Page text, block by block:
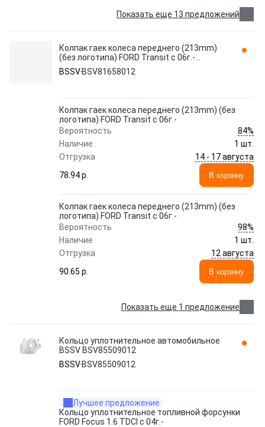
Показать еще 13 предложений
Колпак гаек колеса переднего (213mm)
(без логотипа) FORD Transit с 06г.-
BSV81658012 BSSV
BSSV BSV81658012
Колпак гаек колеса переднего (213mm) (без
логотипа) FORD Transit с 06г.-
Вероятность
84%
Наличие
1 шт.
Отгрузка
14 - 17 августа
78.94 p.
В корзину
Колпак гаек колеса переднего (213mm) (без
логотипа) FORD Transit с 06г.-
Вероятность
98%
Наличие
1 шт.
Отгрузка
12 августа
90.65 p.
В корзину
Показать еще 1 предложение
Кольцо уплотнительное автомобильное
BSSV BSV85509012
BSSV BSV85509012
Лучшее предложение
Кольцо уплотнительное топливной форсунки
FORD Focus 1.6 TDCI с 04г.-